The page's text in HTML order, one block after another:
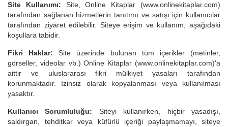
Site Kullanımı: Site, Online Kitaplar (www.onlinekitaplar.com)
tarafından sağlanan hizmetlerin tanıtımı ve satışı için kullanıcılar
tarafından ziyaret edilebilir. Siteye erişim ve kullanım, aşağıdaki
koşullara tabidir.
Fikri Haklar: Site üzerinde bulunan tüm içerikler (metinler,
görseller, videolar vb.) Online Kitaplar (www.onlinekitaplar.com)'a
aittir ve uluslararası fikri mülkiyet yasaları tarafından
korunmaktadır. İzinsiz olarak kopyalanması veya kullanılması
yasaktır.
Kullanıcı Sorumluluğu: Siteyi kullanırken, hiçbir yasadışı,
saldırgan, tehditkar veya küfürlü içeriği paylaşmamayı, siteye